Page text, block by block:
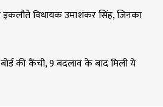
इकलौते विधायक उमाशंकर सिंह, जिनका
की कैंची, 9 बदलाव के बाद मिली ये